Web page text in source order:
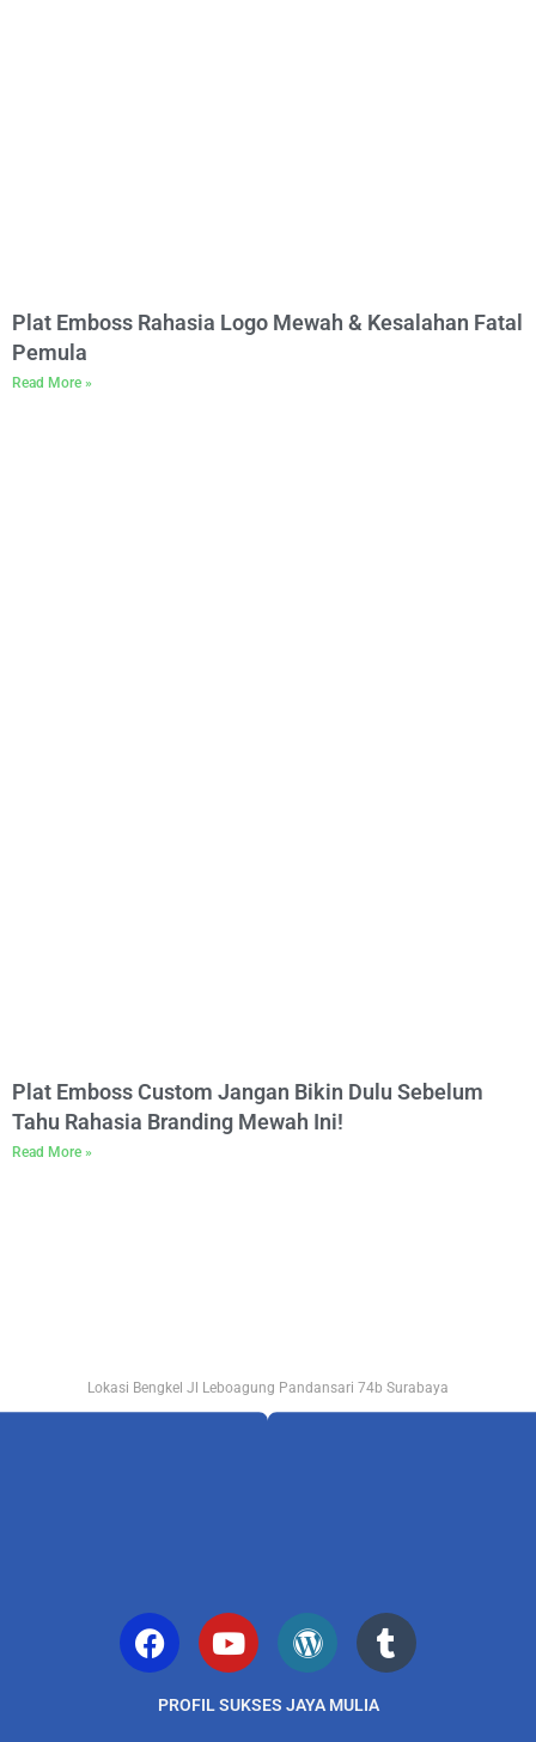
Plat Emboss Rahasia Logo Mewah & Kesalahan Fatal
Pemula
Read More »
Plat Emboss Custom Jangan Bikin Dulu Sebelum
Tahu Rahasia Branding Mewah Ini!
Read More »
Lokasi Bengkel Jl Leboagung Pandansari 74b Surabaya
PROFIL SUKSES JAYA MULIA